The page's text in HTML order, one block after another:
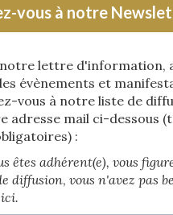
vous à notre
lettre d'information,
évènements et
vous à notre liste de
adresse mail ci-dessous
:
êtes adhérent(e), vous
diffusion, vous n'avez pas